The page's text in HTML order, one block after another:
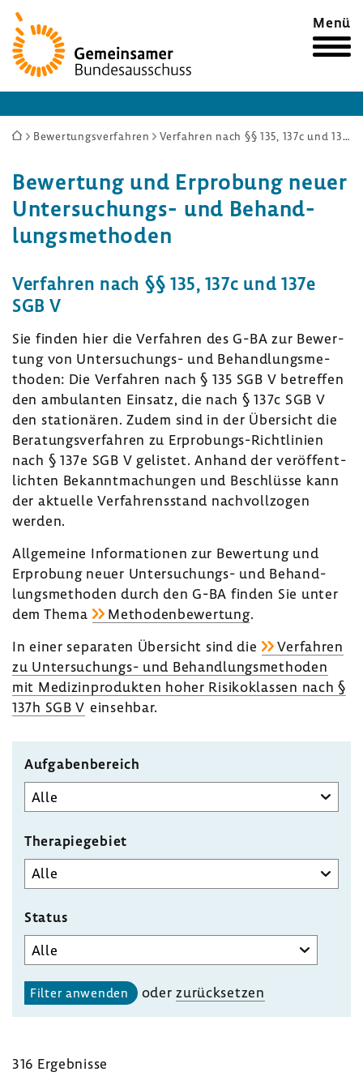
Zur
Startseite
Menü
Sie
hier:
Bewertungsverfahren Verfahren nach §§ 135, 137c und 137e SGB V
Bewer­tung und Erpro­bung neuer
Untersuchungs-​ und Behand­
lungs­me­thoden
Verfahren nach §§ 135, 137c und 137e
SGB V
Sie finden hier die Verfahren des G-BA zur Bewer­
tung von Untersuchungs-​ und Behand­lungs­me­
thoden: Die Verfahren nach § 135 SGB V betreffen
den ambu­lanten Einsatz, die nach § 137c SGB V
den statio­nären. Zudem sind in der Über­sicht die
Bera­tungs­ver­fahren zu Erprobungs-​Richtlinien
nach § 137e SGB V gelistet. Anhand der veröf­fent­
lichten Bekannt­ma­chungen und Beschlüsse kann
der aktu­elle Verfah­rens­stand nach­voll­zogen
werden.
Allge­meine Infor­ma­tionen zur Bewer­tung und
Erpro­bung neuer Untersuchungs-​ und Behand­
lungs­me­thoden durch den G-BA finden Sie unter
dem Thema
Metho­den­be­wer­tung.
In einer sepa­raten Über­sicht sind die
Verfahren
zu Untersuchungs-​ und Behand­lungs­me­thoden
mit Medi­zin­pro­dukten hoher Risi­ko­klassen nach §
137h SGB V einsehbar.
Aufgabenbereich
Therapiegebiet
Status
oderzurück­setzen
316 Ergeb­nisse